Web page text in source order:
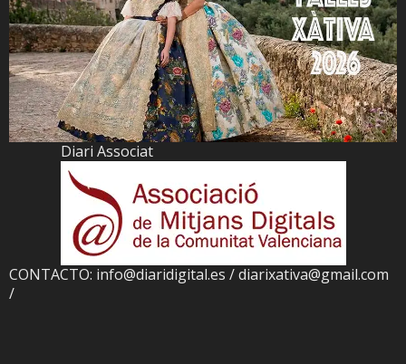
Diari Associat
CONTACTO: info@diaridigital.es / diarixativa@gmail.com
/